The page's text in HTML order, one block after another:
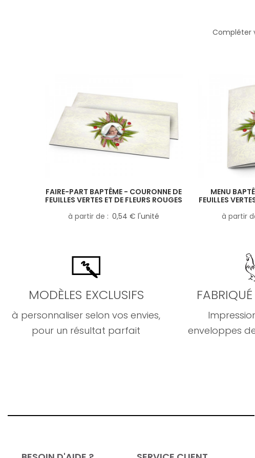
Compléter
FAIRE-PART BAPTÊME - COURONNE DE
FEUILLES VERTES ET DE FLEURS ROUGES
à partir de
0,54 € l'unité
MENU
FEUILLES
à partir
MODÈLES EXCLUSIFS
à personnaliser selon vos envies,
pour un résultat parfait
enveloppes